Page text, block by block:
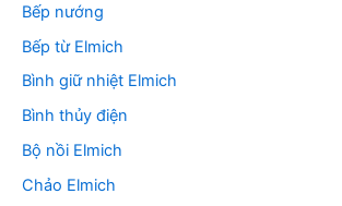
Bếp nướng
Bếp từ Elmich
Bình giữ nhiệt Elmich
Bình thủy điện
Bộ nồi Elmich
Chảo Elmich